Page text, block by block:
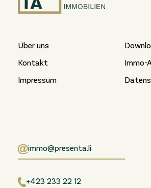
Über uns